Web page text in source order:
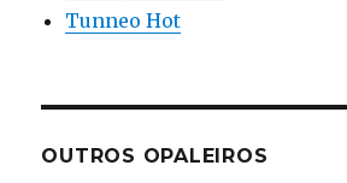
Tunneo Hot
OUTROS OPALEIROS